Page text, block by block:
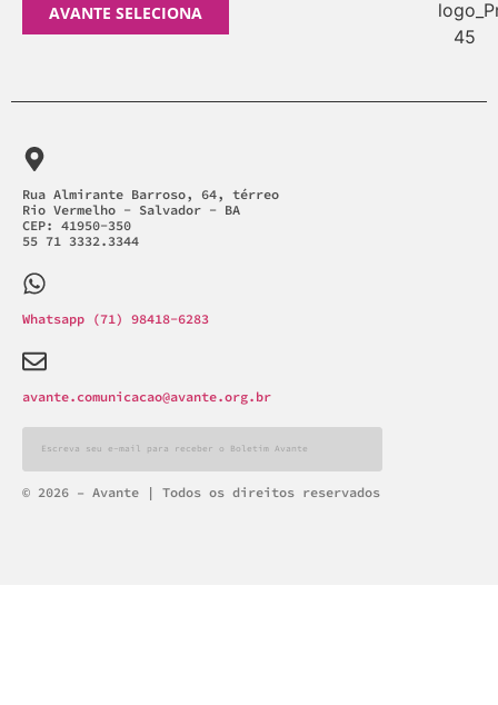
AVANTE SELECIONA
Rua Almirante Barroso, 64, térreo
Rio Vermelho - Salvador - BA
CEP: 41950-350
55 71 3332.3344
Whatsapp (71) 98418-6283
avante.comunicacao@avante.org.br
Alternative:
© 2026 – Avante | Todos os direitos reservados